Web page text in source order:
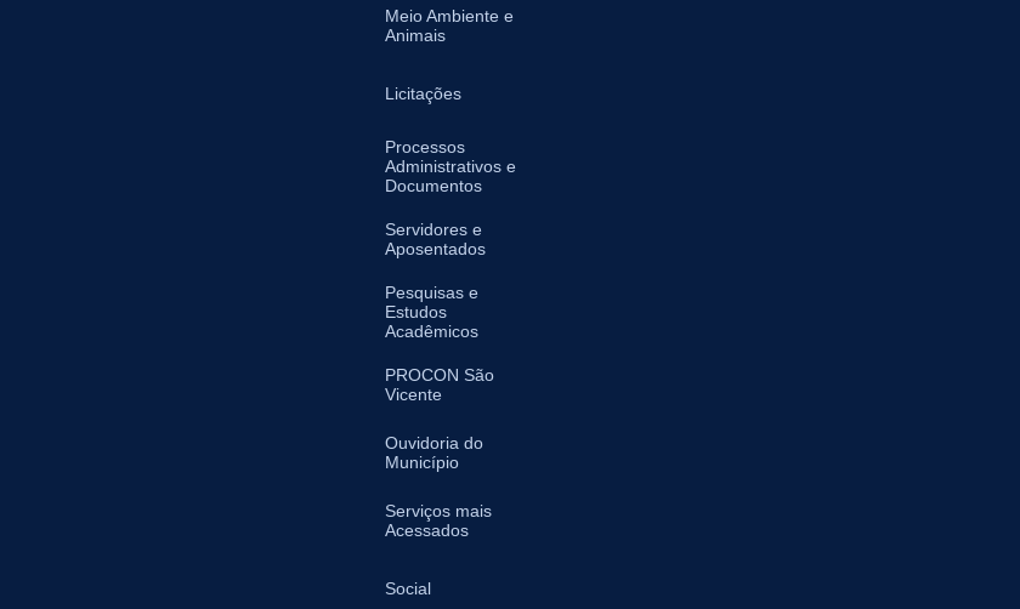
Meio Ambiente e
Animais
Licitações
Processos
Administrativos e
Documentos
Servidores e
Aposentados
Pesquisas e
Estudos
Acadêmicos
PROCON São
Vicente
Ouvidoria do
Município
Serviços mais
Acessados
Social